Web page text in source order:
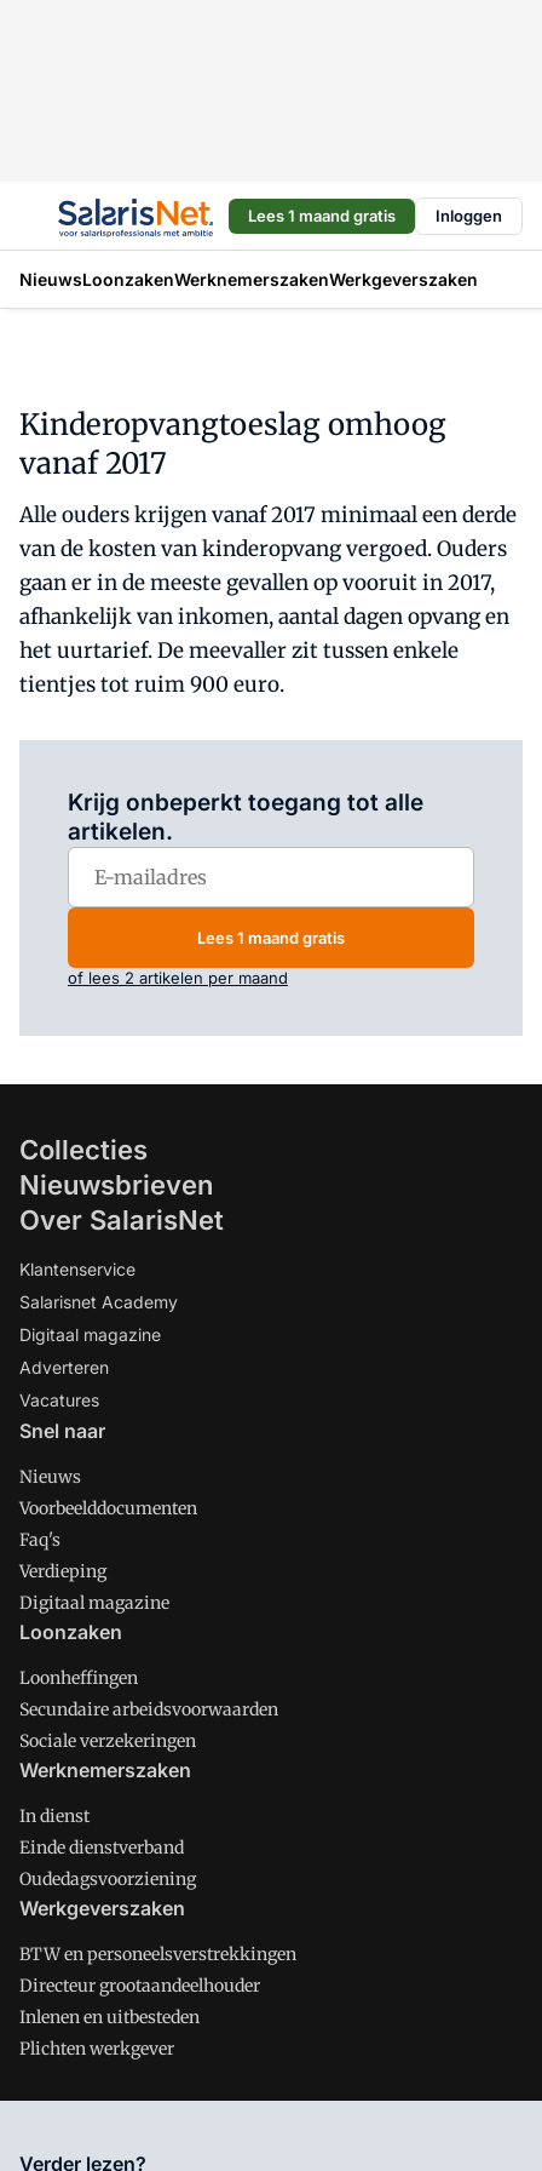
Lees 1 maand gratis Inloggen
NieuwsLoonzakenWerknemerszakenWerkgeverszaken
Kinderopvangtoeslag omhoog
vanaf 2017
Alle ouders krijgen vanaf 2017 minimaal een derde
van de kosten van kinderopvang vergoed. Ouders
gaan er in de meeste gevallen op vooruit in 2017,
afhankelijk van inkomen, aantal dagen opvang en
het uurtarief. De meevaller zit tussen enkele
tientjes tot ruim 900 euro.
Krijg onbeperkt toegang tot alle
artikelen.
Lees 1 maand gratis
of lees 2 artikelen per maand
Collecties
Nieuwsbrieven
Over SalarisNet
Klantenservice
Salarisnet Academy
Digitaal magazine
Adverteren
Vacatures
Snel naar
Nieuws
Voorbeelddocumenten
Faq's
Verdieping
Digitaal magazine
Loonzaken
Loonheffingen
Secundaire arbeidsvoorwaarden
Sociale verzekeringen
Werknemerszaken
In dienst
Einde dienstverband
Oudedagsvoorziening
Werkgeverszaken
BTW en personeelsverstrekkingen
Directeur grootaandeelhouder
Inlenen en uitbesteden
Plichten werkgever
Salarisnet is onderdeel van VMN media. Lees in
Verder lezen?